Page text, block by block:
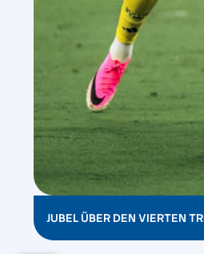
JUBEL ÜBER DEN VIERTEN